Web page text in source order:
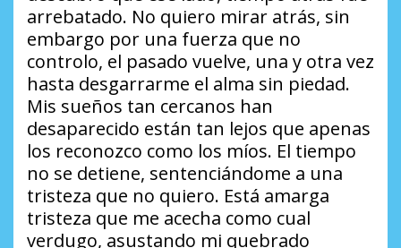
arrebatado. No quiero mirar atrás, sin
embargo por una fuerza que no
controlo, el pasado vuelve, una y otra vez
hasta desgarrarme el alma sin piedad.
Mis sueños tan cercanos han
desaparecido están tan lejos que apenas
los reconozco como los míos. El tiempo
no se detiene, sentenciándome a una
tristeza que no quiero. Está amarga
tristeza que me acecha como cual
verdugo, asustando mi quebrado